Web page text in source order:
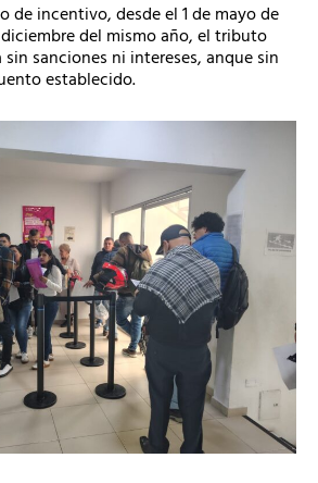
de incentivo, desde el 1 de mayo de
del mismo año, el tributo
sanciones ni intereses, anque sin
establecido.